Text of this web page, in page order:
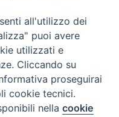
Giovinazzo Terlizzi
Preferenze Cookie
all'utilizzo dei
puoi avere
utilizzati e
Cliccando su
proseguirai
cookie tecnici.
nellacookie